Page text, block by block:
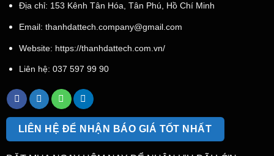
Địa chỉ: 153 Kênh Tân Hóa, Tân Phú, Hồ Chí Minh
Email: thanhdattech.company@gmail.com
Website: https://thanhdattech.com.vn/
Liên hệ: 037 597 99 90
LIÊN HỆ ĐỂ NHẬN BÁO GIÁ TỐT NHẤT